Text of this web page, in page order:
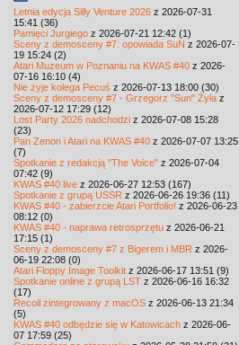
Letnia edycja Silly Venture 2026 z 2026-07-31
15:41 (36)
Pamięci Jurgiego z 2026-07-21 12:42 (1)
Sceny z demosceny #7: opowiada SuN z 2026-07-
19 15:24 (2)
Atari Muzeum w Poznaniu na KWAS #40 z 2026-
07-16 16:10 (4)
Nie żyje kolega Pecuś z 2026-07-13 18:00 (30)
Sceny z demosceny #7 - Grzegorz "Sun" Żyła z
2026-07-12 17:29 (12)
Lost Party 2026 nadchodzi z 2026-07-08 15:28
(23)
Pan Zenon i Atari na KWAS #40 z 2026-07-07 13:25
(7)
Spotkanie z redakcją "The Voice" z 2026-07-04
07:42 (9)
KWAS #40 live z 2026-06-27 12:53 (167)
Spotkanie z grupą USSR z 2026-06-26 19:36 (11)
KWAS #40 - zabierzcie Atari Portfolio! z 2026-06-23
08:12 (0)
KWAS #40 - naprawa retrosprzętu z 2026-06-21
17:15 (1)
Sceny z demosceny #7 z Bigerem i MBR z 2026-
06-19 22:08 (0)
Atari Floppy Image Toolkit z 2026-06-17 13:51 (9)
Spotkanie online z grupą LST z 2026-06-16 16:32
(17)
Recoil zintegrowany z macOS z 2026-06-13 21:34
(5)
KWAS #40 odbędzie się w Katowicach z 2026-06-
07 17:59 (25)